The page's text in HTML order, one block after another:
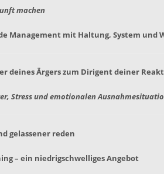
machen
Management mit Haltung, System und
deines Ärgers zum Dirigent deiner
Stress und emotionalen
gelassener reden
– ein niedrigschwelliges Angebot